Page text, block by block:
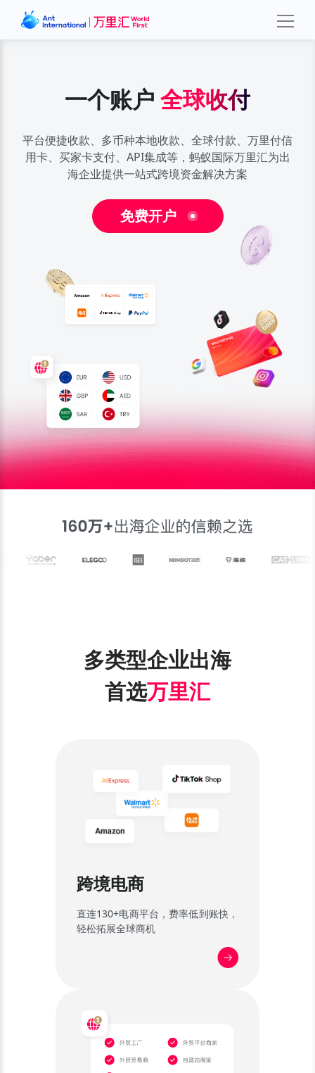
一个账户 全球收付
平台便捷收款、多币种本地收款、全球付款、万里付信
用卡、买家卡支付、 API集成等，蚂蚁国际万里汇为出
海企业提供一站式跨境资金解决方案
免费开户
一个账户 全球收付
平台便捷收款、多币种本地收款、全球付款、万里付信
用卡、买家卡支付、 API集成等，蚂蚁国际万里汇为出
海企业提供一站式跨境资金解决方案
免费开户
一个账户 全球收付
平台便捷收款、多币种本地收款、全球付款、万里付信
用卡、买家卡支付、 API集成等，蚂蚁国际万里汇为出
海企业提供一站式跨境资金解决方案
免费开户
多类型企业出海
首选万里汇
跨境电商
直连130+电商平台，费率低到账快，
轻松拓展全球商机